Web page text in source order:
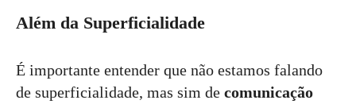
Além da Superficialidade
É importante entender que não estamos falando
de superficialidade, mas sim de comunicação